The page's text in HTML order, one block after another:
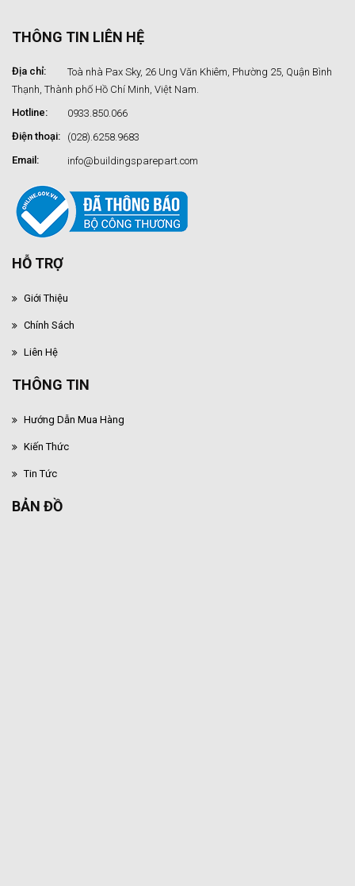
THÔNG TIN LIÊN HỆ
Địa chỉ:
Toà nhà Pax Sky, 26 Ung Văn Khiêm, Phường 25, Quận Bình
Thạnh, Thành phố Hồ Chí Minh, Việt Nam.
Hotline:
0933.850.066
Điện thoại:
(028).6258.9683
Email:
info@buildingsparepart.com
HỖ TRỢ
Giới Thiệu
Chính Sách
Liên Hệ
THÔNG TIN
Hướng Dẫn Mua Hàng
Kiến Thức
Tin Tức
BẢN ĐỒ